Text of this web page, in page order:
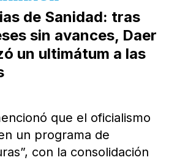
de Sanidad: tras
sin avances, Daer
un ultimátum a las
que el oficialismo
un programa de
con la consolidación